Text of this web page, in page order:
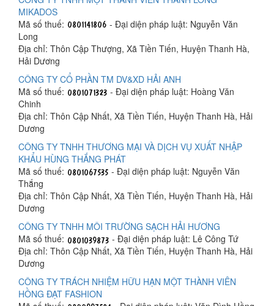
MIKADOS
Mã số thuế:
- Đại diện pháp luật: Nguyễn Văn
Long
Địa chỉ: Thôn Cập Thượng, Xã Tiền Tiến, Huyện Thanh Hà,
Hải Dương
CÔNG TY CỔ PHẦN TM DV&XD HẢI ANH
Mã số thuế:
- Đại diện pháp luật: Hoàng Văn
Chinh
Địa chỉ: Thôn Cập Nhất, Xã Tiền Tiến, Huyện Thanh Hà, Hải
Dương
CÔNG TY TNHH THƯƠNG MẠI VÀ DỊCH VỤ XUẤT NHẬP
KHẨU HÙNG THẮNG PHÁT
Mã số thuế:
- Đại diện pháp luật: Nguyễn Văn
Thắng
Địa chỉ: Thôn Cập Nhất, Xã Tiền Tiến, Huyện Thanh Hà, Hải
Dương
CÔNG TY TNHH MÔI TRƯỜNG SẠCH HẢI HƯƠNG
Mã số thuế:
- Đại diện pháp luật: Lê Công Tứ
Địa chỉ: Thôn Cập Nhất, Xã Tiền Tiến, Huyện Thanh Hà, Hải
Dương
CÔNG TY TRÁCH NHIỆM HỮU HẠN MỘT THÀNH VIÊN
HỒNG ĐẠT FASHION